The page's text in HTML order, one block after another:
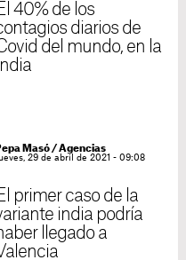
40% de los
diarios de
del mundo, en la
India
Masó / Agencias
29 de abril de 2021 - 09:08
primer caso de la
india podría
llegado a